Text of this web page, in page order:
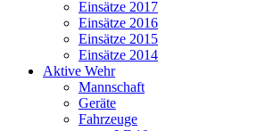
Einsätze 2017
Einsätze 2016
Einsätze 2015
Einsätze 2014
Aktive Wehr
Mannschaft
Geräte
Fahrzeuge